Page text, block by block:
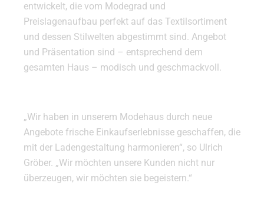
entwickelt, die vom Modegrad und
Preislagenaufbau perfekt auf das Textilsortiment
und dessen Stilwelten abgestimmt sind. Angebot
und Präsentation sind – entsprechend dem
gesamten Haus – modisch und geschmackvoll.
„Wir haben in unserem Modehaus durch neue
Angebote frische Einkaufserlebnisse geschaffen, die
mit der Ladengestaltung harmonieren“, so Ulrich
Gröber. „Wir möchten unsere Kunden nicht nur
überzeugen, wir möchten sie begeistern.“